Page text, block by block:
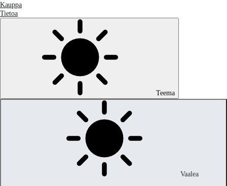
Kauppa
Tietoa
Teema
Vaalea